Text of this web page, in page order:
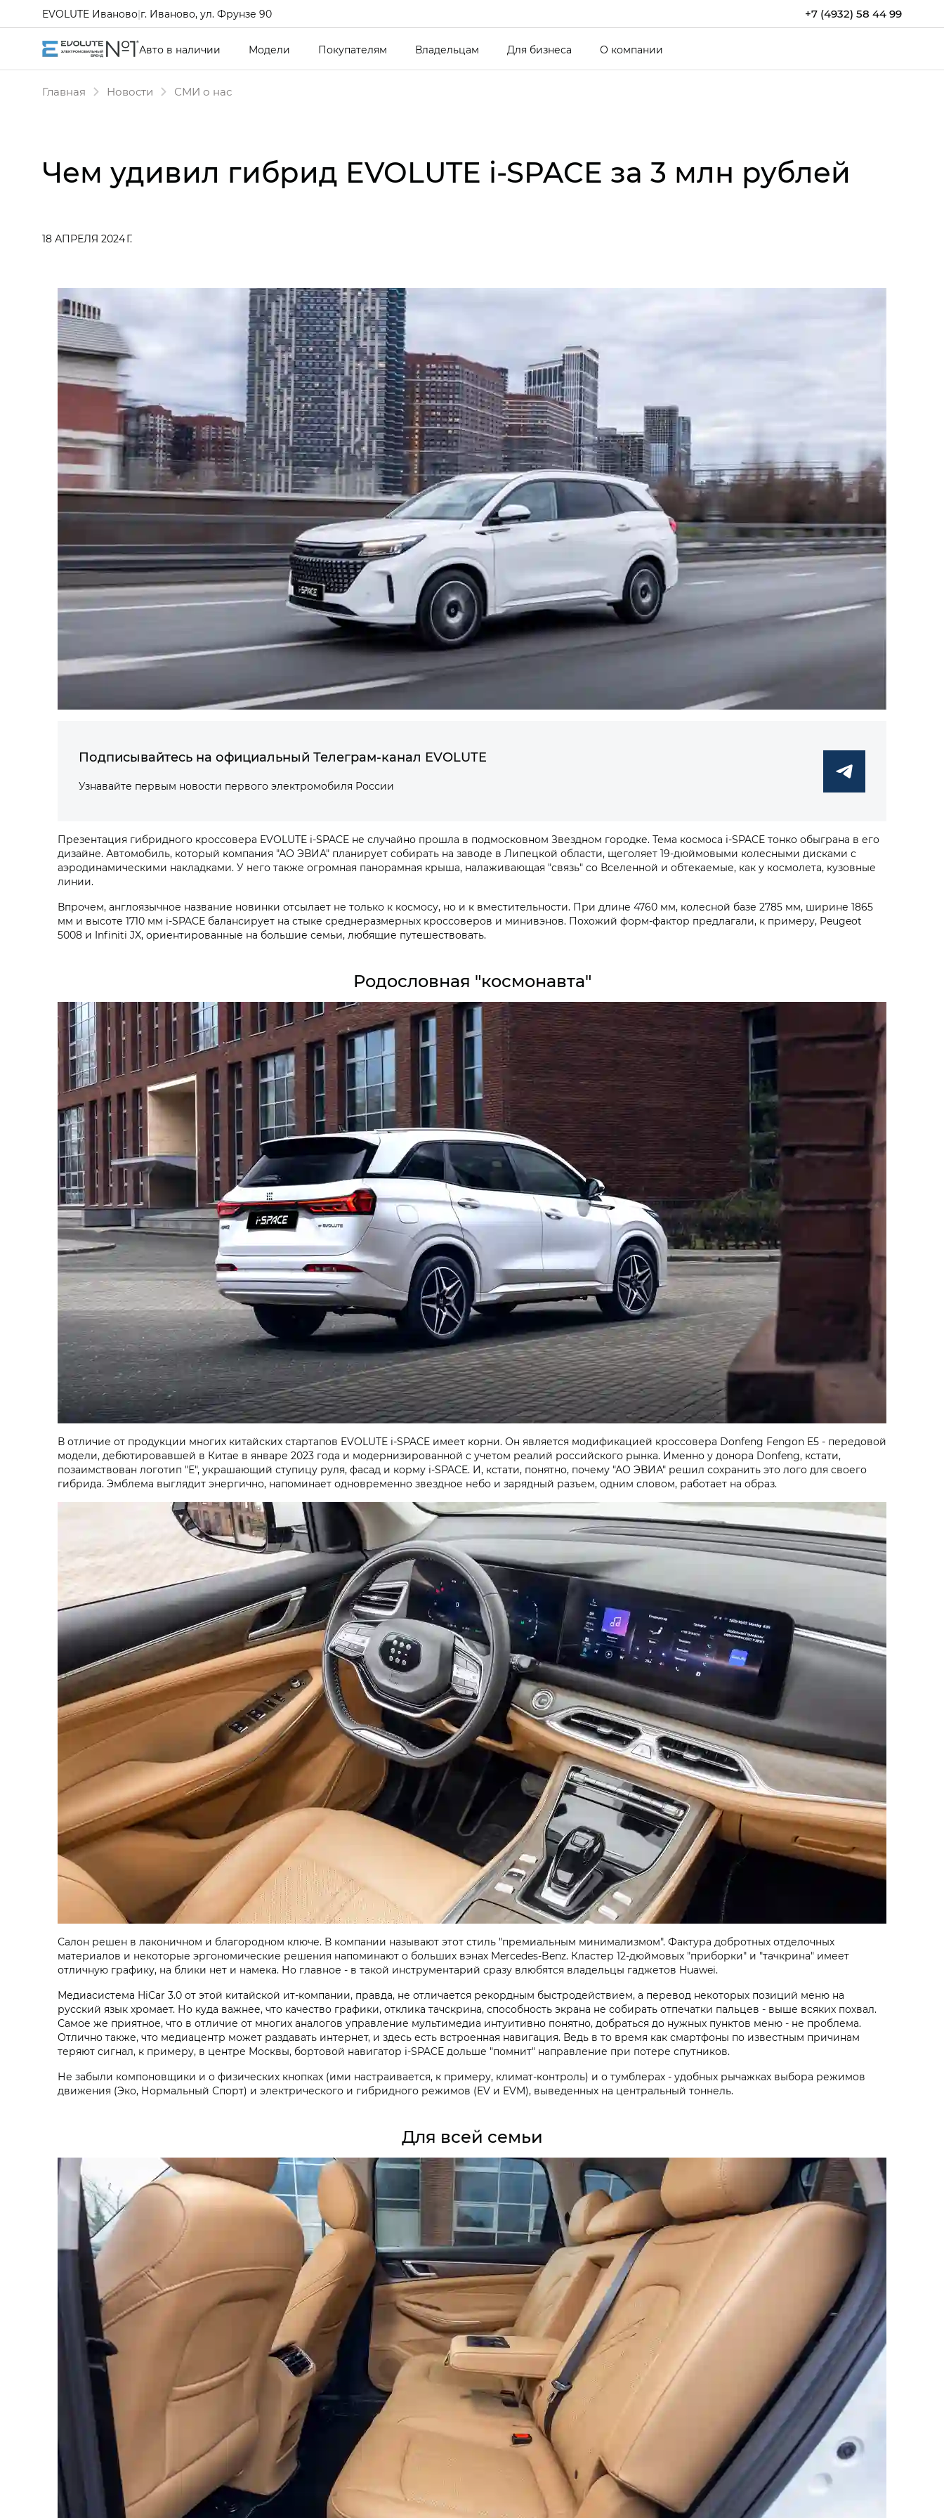
+7 (4932) 58 44 99
EVOLUTE Иваново|г. Иваново, ул. Фрунзе 90
Авто в наличии Модели Покупателям Владельцам Для бизнеса О компании
Главная Новости СМИ о нас
Чем удивил гибрид EVOLUTE i‑SPACE за 3 млн рублей
18 АПРЕЛЯ 2024 Г.
Подписывайтесь на официальный Телеграм-канал EVOLUTE
Узнавайте первым новости первого электромобиля России
Презентация гибридного кроссовера EVOLUTE i‑SPACE не случайно прошла в подмосковном Звездном городке. Тема космоса i‑SPACE тонко обыграна в его
дизайне. Автомобиль, который компания "АО ЭВИА" планирует собирать на заводе в Липецкой области, щеголяет 19-дюймовыми колесными дисками с
аэродинамическими накладками. У него также огромная панорамная крыша, налаживающая "связь" со Вселенной и обтекаемые, как у космолета, кузовные
линии.
Впрочем, англоязычное название новинки отсылает не только к космосу, но и к вместительности. При длине 4760 мм, колесной базе 2785 мм, ширине 1865
мм и высоте 1710 мм i‑SPACE балансирует на стыке среднеразмерных кроссоверов и минивэнов. Похожий форм-фактор предлагали, к примеру, Peugeot
5008 и Infiniti JX, ориентированные на большие семьи, любящие путешествовать.
Родословная "космонавта"
В отличие от продукции многих китайских стартапов EVOLUTE i‑SPACE имеет корни. Он является модификацией кроссовера Donfeng Fengon E5 - передовой
модели, дебютировавшей в Китае в январе 2023 года и модернизированной с учетом реалий российского рынка. Именно у донора Donfeng, кстати,
позаимствован логотип "Е", украшающий ступицу руля, фасад и корму i‑SPACE. И, кстати, понятно, почему "АО ЭВИА" решил сохранить это лого для своего
гибрида. Эмблема выглядит энергично, напоминает одновременно звездное небо и зарядный разъем, одним словом, работает на образ.
Салон решен в лаконичном и благородном ключе. В компании называют этот стиль "премиальным минимализмом". Фактура добротных отделочных
материалов и некоторые эргономические решения напоминают о больших вэнах Mercedes-Benz. Кластер 12-дюймовых "приборки" и "тачкрина" имеет
отличную графику, на блики нет и намека. Но главное - в такой инструментарий сразу влюбятся владельцы гаджетов Huawei.
Медиасистема HiCar 3.0 от этой китайской ит-компании, правда, не отличается рекордным быстродействием, а перевод некоторых позиций меню на
русский язык хромает. Но куда важнее, что качество графики, отклика тачскрина, способность экрана не собирать отпечатки пальцев - выше всяких похвал.
Самое же приятное, что в отличие от многих аналогов управление мультимедиа интуитивно понятно, добраться до нужных пунктов меню - не проблема.
Отлично также, что медиацентр может раздавать интернет, и здесь есть встроенная навигация. Ведь в то время как смартфоны по известным причинам
теряют сигнал, к примеру, в центре Москвы, бортовой навигатор i‑SPACE дольше "помнит" направление при потере спутников.
Не забыли компоновщики и о физических кнопках (ими настраивается, к примеру, климат-контроль) и о тумблерах - удобных рычажках выбора режимов
движения (Эко, Нормальный Спорт) и электрического и гибридного режимов (EV и EVM), выведенных на центральный тоннель.
Для всей семьи